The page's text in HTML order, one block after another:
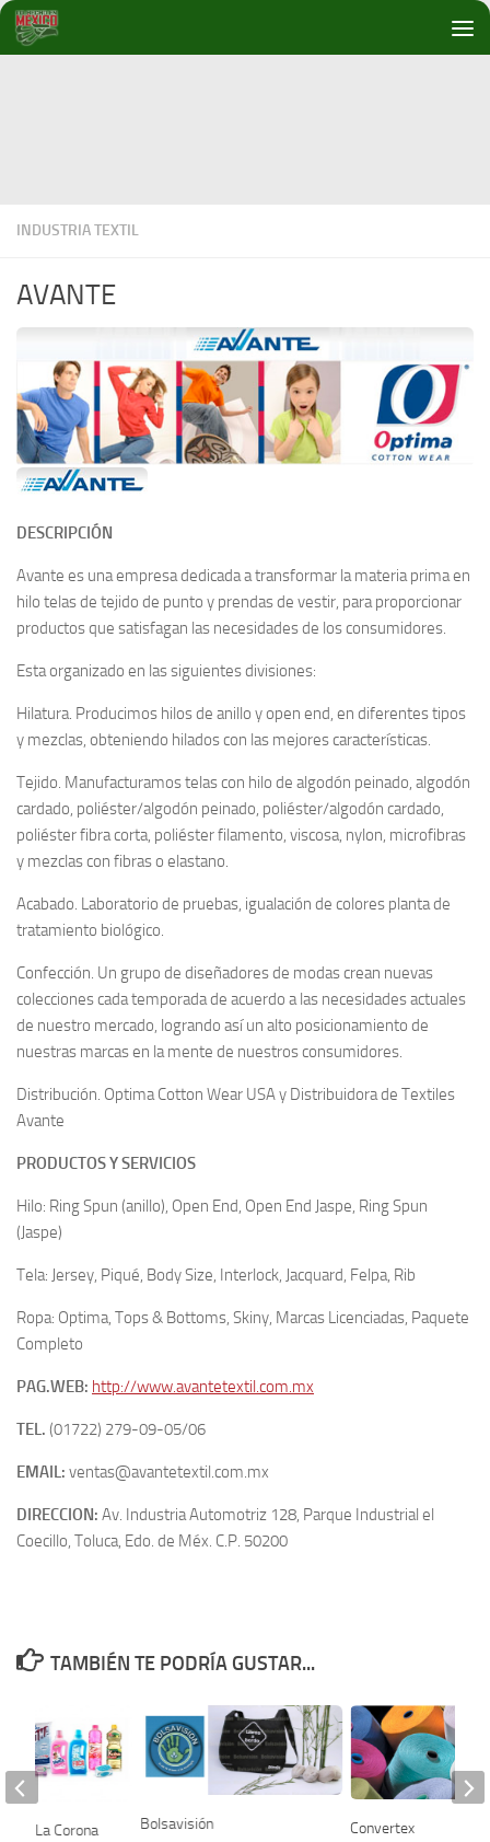
Debajo del contenido
INDUSTRIA TEXTIL
AVANTE
DESCRIPCIÓN
Avante es una empresa dedicada a transformar la materia prima en
hilo telas de tejido de punto y prendas de vestir, para proporcionar
productos que satisfagan las necesidades de los consumidores.
Esta organizado en las siguientes divisiones:
Hilatura. Producimos hilos de anillo y open end, en diferentes tipos
y mezclas, obteniendo hilados con las mejores características.
Tejido. Manufacturamos telas con hilo de algodón peinado, algodón
cardado, poliéster/algodón peinado, poliéster/algodón cardado,
poliéster fibra corta, poliéster filamento, viscosa, nylon, microfibras
y mezclas con fibras o elastano.
Acabado. Laboratorio de pruebas, igualación de colores planta de
tratamiento biológico.
Confección. Un grupo de diseñadores de modas crean nuevas
colecciones cada temporada de acuerdo a las necesidades actuales
de nuestro mercado, logrando así un alto posicionamiento de
nuestras marcas en la mente de nuestros consumidores.
Distribución. Optima Cotton Wear USA y Distribuidora de Textiles
Avante
PRODUCTOS Y SERVICIOS
Hilo: Ring Spun (anillo), Open End, Open End Jaspe, Ring Spun
(Jaspe)
Tela: Jersey, Piqué, Body Size, Interlock, Jacquard, Felpa, Rib
Ropa: Optima, Tops & Bottoms, Skiny, Marcas Licenciadas, Paquete
Completo
PAG.WEB: http://www.avantetextil.com.mx
TEL. (01722) 279-09-05/06
EMAIL: ventas@avantetextil.com.mx
DIRECCION: Av. Industria Automotriz 128, Parque Industrial el
Coecillo, Toluca, Edo. de Méx. C.P. 50200
TAMBIÉN TE PODRÍA GUSTAR...
Bolsavisión Convertex
La Corona